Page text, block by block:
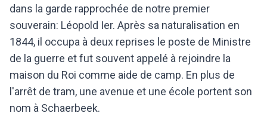
dans la garde rapprochée de notre premier
souverain: Léopold Ier. Après sa naturalisation en
1844, il occupa à deux reprises le poste de Ministre
de la guerre et fut souvent appelé à rejoindre la
maison du Roi comme aide de camp. En plus de
l'arrêt de tram, une avenue et une école portent son
nom à Schaerbeek.